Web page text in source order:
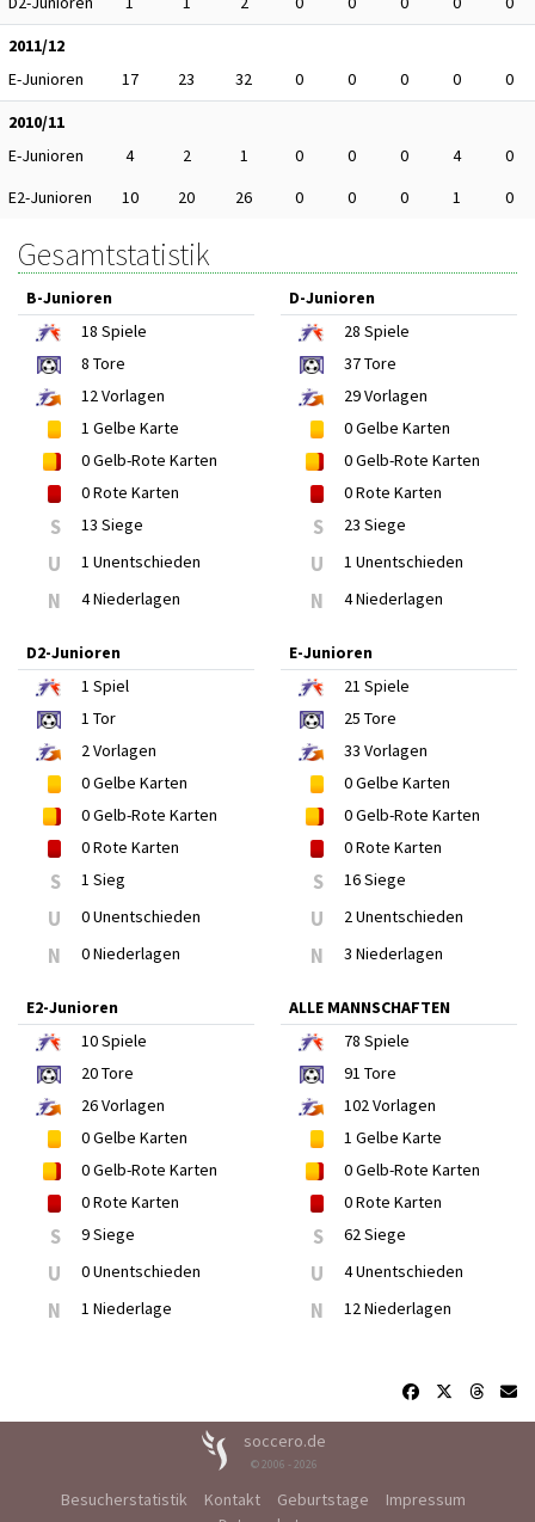
2011/12
E-Junioren
17 23 32 0 0 0 0
0
2010/11
E-Junioren
4 2 1 0 0 0 4
0
E2-Junioren
10 20 26 0 0 0 1 0
Gesamtstatistik
B-Junioren
18 Spiele
8 Tore
12Vorlagen
1 Gelbe Karte
0Gelb-Rote Karten
0Rote Karten
S 13 Siege
U 1 Unentschieden
N 4 Niederlagen
D-Junioren
28 Spiele
37Tore
29Vorlagen
0Gelbe Karten
0Gelb-Rote Karten
0Rote Karten
S 23 Siege
U 1 Unentschieden
N 4 Niederlagen
D2-Junioren
1 Spiel
1 Tor
2Vorlagen
0Gelbe Karten
0Gelb-Rote Karten
0Rote Karten
S 1 Sieg
U 0 Unentschieden
N 0 Niederlagen
E-Junioren
21 Spiele
25 Tore
33 Vorlagen
0Gelbe Karten
0Gelb-Rote Karten
0Rote Karten
S 16 Siege
U 2 Unentschieden
N 3 Niederlagen
E2-Junioren
10Spiele
20Tore
26Vorlagen
0Gelbe Karten
0Gelb-Rote Karten
0Rote Karten
S 9 Siege
U 0 Unentschieden
N 1 Niederlage
ALLE MANNSCHAFTEN
78 Spiele
91 Tore
102Vorlagen
1 Gelbe Karte
0Gelb-Rote Karten
0Rote Karten
S 62 Siege
U 4 Unentschieden
N 12 Niederlagen
soccero.de
© 2006 - 2026
Besucherstatistik Kontakt Geburtstage
Impressum